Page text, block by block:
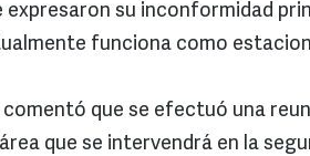
expresaron su inconformidad
funciona como
comentó que se efectuó una
que se intervendrá en la